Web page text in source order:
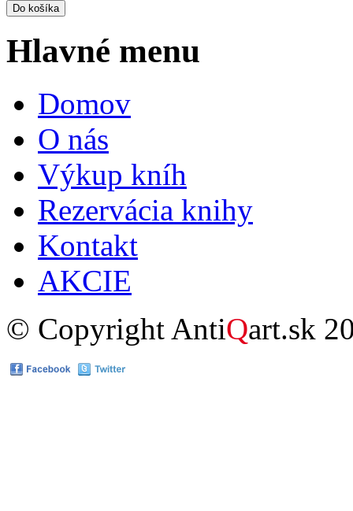
Hlavné menu
Domov
O nás
Výkup kníh
Rezervácia knihy
Kontakt
AKCIE
© Copyright AntiQart.sk